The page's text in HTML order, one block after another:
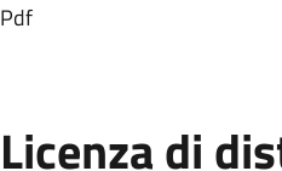
Pdf
Licenza di